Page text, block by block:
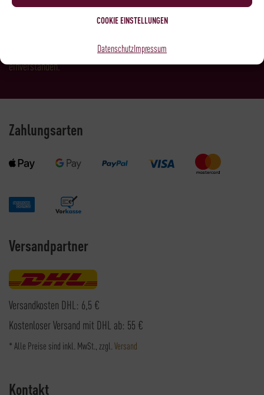
COOKIE EINSTELLUNGEN
DatenschutzImpressum
Datenschutzbestimmungengelesen und bin damit
einverstanden.
Zahlungsarten
Versandpartner
Versandkosten DHL: 6,5 €
Kostenloser Versand mit DHL ab: 55 €
* Alle Preise sind inkl. MwSt., zzgl. Versand
Kontakt